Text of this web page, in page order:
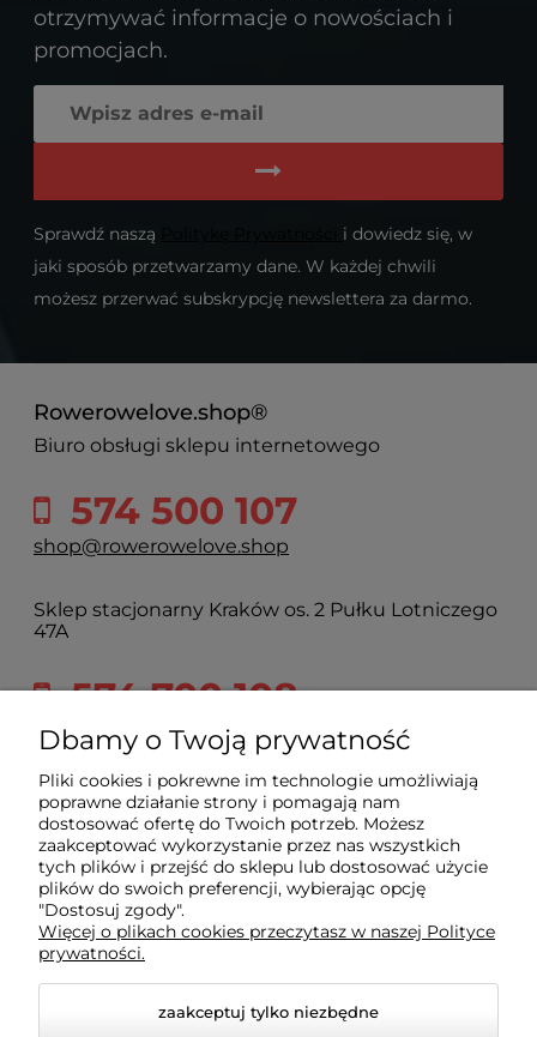
otrzymywać informacje o nowościach i
promocjach.
Sprawdź naszą
i dowiedz się, w
jaki sposób przetwarzamy dane. W każdej chwili
możesz przerwać subskrypcję newslettera za darmo.
Rowerowelove.shop®
Biuro obsługi sklepu internetowego
574 500 107
shop@rowerowelove.shop
Sklep stacjonarny Kraków os. 2 Pułku Lotniczego
47A
574 700 108
2pulku@rowerowelove.shop
Sklep
Dla kupującego
Informacje
Dbamy o Twoją prywatność
Pliki cookies i pokrewne im technologie umożliwiają
poprawne działanie strony i pomagają nam
dostosować ofertę do Twoich potrzeb. Możesz
zaakceptować wykorzystanie przez nas wszystkich
tych plików i przejść do sklepu lub dostosować użycie
plików do swoich preferencji, wybierając opcję
"Dostosuj zgody".
Więcej o plikach cookies przeczytasz w naszej Polityce
prywatności.
zaakceptuj tylko niezbędne